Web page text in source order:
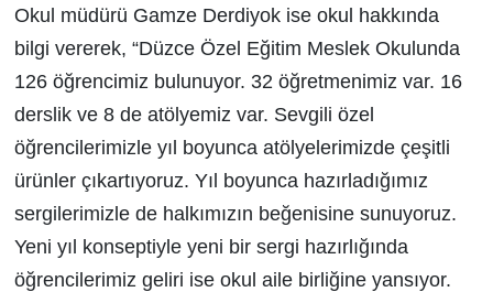
Okul müdürü Gamze Derdiyok ise okul hakkında
bilgi vererek, “Düzce Özel Eğitim Meslek Okulunda
126 öğrencimiz bulunuyor. 32 öğretmenimiz var. 16
derslik ve 8 de atölyemiz var. Sevgili özel
öğrencilerimizle yıl boyunca atölyelerimizde çeşitli
ürünler çıkartıyoruz. Yıl boyunca hazırladığımız
sergilerimizle de halkımızın beğenisine sunuyoruz.
Yeni yıl konseptiyle yeni bir sergi hazırlığında
öğrencilerimiz geliri ise okul aile birliğine yansıyor.